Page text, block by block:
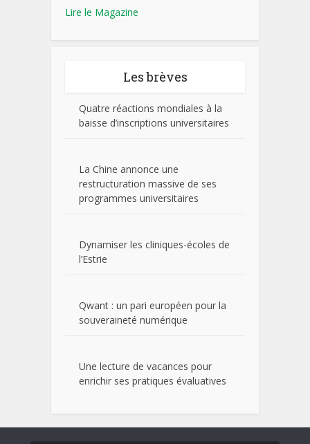
Lire le Magazine
Les brèves
Quatre réactions mondiales à la
baisse d’inscriptions universitaires
La Chine annonce une
restructuration massive de ses
programmes universitaires
Dynamiser les cliniques-écoles de
l’Estrie
Qwant : un pari européen pour la
souveraineté numérique
Une lecture de vacances pour
enrichir ses pratiques évaluatives